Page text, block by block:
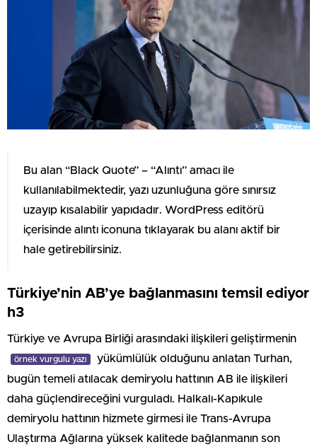
Bu alan “Black Quote” – “Alıntı” amacı ile
kullanılabilmektedir, yazı uzunluğuna göre sınırsız
uzayıp kısalabilir yapıdadır. WordPress editörü
içerisinde alıntı iconuna tıklayarak bu alanı aktif bir
hale getirebilirsiniz.
Türkiye’nin AB’ye bağlanmasını temsil ediyor
h3
Türkiye ve Avrupa Birliği arasındaki ilişkileri geliştirmenin
örnek vurgulu yazı
yükümlülük olduğunu anlatan Turhan,
bugün temeli atılacak demiryolu hattının AB ile ilişkileri
daha güçlendireceğini vurguladı. Halkalı-Kapıkule
demiryolu hattının hizmete girmesi ile Trans-Avrupa
Ulaştırma Ağlarına yüksek kalitede bağlanmanın son